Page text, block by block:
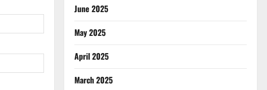
June 2025
May 2025
April 2025
March 2025